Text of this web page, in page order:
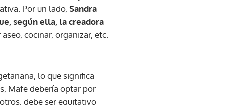
Por un lado, Sandra
según ella, la creadora
cocinar, organizar, etc.
lo que significa
Mafe debería optar por
debe ser equitativo